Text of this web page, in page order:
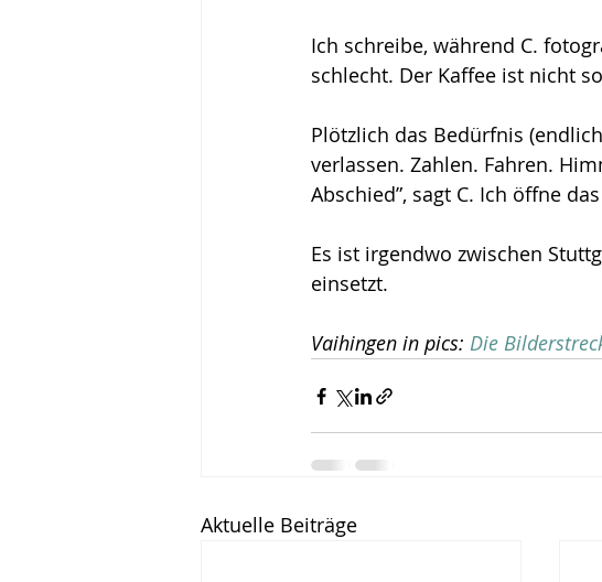
Ich schreibe, während C.
schlecht. Der Kaffee ist nicht
Plötzlich das Bedürfnis
verlassen. Zahlen. Fahren.
Abschied”, sagt C. Ich öffne
Es ist irgendwo zwischen
einsetzt.
Vaihingen in pics: Die
Aktuelle Beiträge